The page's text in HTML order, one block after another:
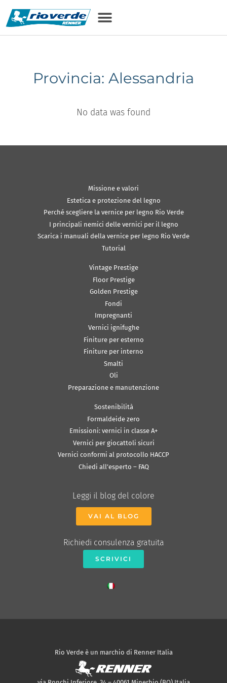
Provincia: Alessandria
No data was found
Missione e valori
Estetica e protezione del legno
Perché scegliere la vernice per legno Rio Verde
I principali nemici delle vernici per il legno
Scarica i manuali della vernice per legno Rio Verde
Tutorial
Vintage Prestige
Floor Prestige
Golden Prestige
Fondi
Impregnanti
Vernici ignifughe
Finiture per esterno
Finiture per interno
Smalti
Oli
Preparazione e manutenzione
Sostenibilità
Formaldeide zero
Emissioni: vernici in classe A+
Vernici per giocattoli sicuri
Vernici conformi al protocollo HACCP
Chiedi all’esperto – FAQ
Leggi il blog del colore
VAI AL BLOG
Richiedi consulenza gratuita
SCRIVICI
Rio Verde è un marchio di Renner Italia